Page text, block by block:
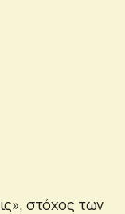
στόχος των